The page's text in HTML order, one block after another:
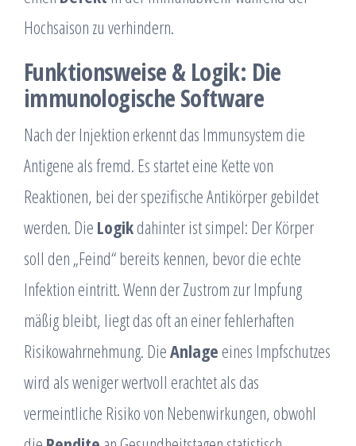
Hochsaison zu verhindern.
Funktionsweise & Logik: Die
immunologische Software
Nach der Injektion erkennt das Immunsystem die
Antigene als fremd. Es startet eine Kette von
Reaktionen, bei der spezifische Antikörper gebildet
werden. Die Logikdahinter ist simpel: Der Körper
soll den „Feind“ bereits kennen, bevor die echte
Infektion eintritt. Wenn der Zustrom zur Impfung
mäßig bleibt, liegt das oft an einer fehlerhaften
Risikowahrnehmung. DieAnlage eines Impfschutzes
wird als weniger wertvoll erachtet als das
vermeintliche Risiko von Nebenwirkungen, obwohl